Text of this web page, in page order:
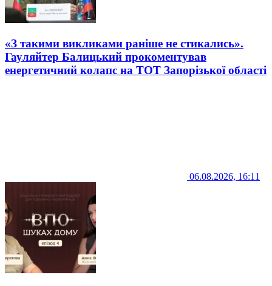
«З такими викликами раніше не стикались».
Гауляйтер Балицький прокоментував
енергетичний колапс на ТОТ Запорізької області
06.08.2026, 16:11